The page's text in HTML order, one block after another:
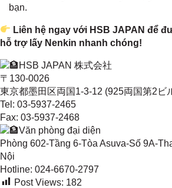
bạn.
Liên hệ ngay với HSB JAPAN để
hỗ trợ lấy Nenkin nhanh chóng!
HSB JAPAN 株式会社
〒130-0026
東京都墨田区両国1-3-12 (925両国第2ビ
Tel: 03-5937-2465
Fax: 03-5937-2468
Văn phòng đại diện
Phòng 602-Tầng 6-Tòa Asuva-Số 9A-
Nội
Hotline: 024-6670-2797
Post Views: 182